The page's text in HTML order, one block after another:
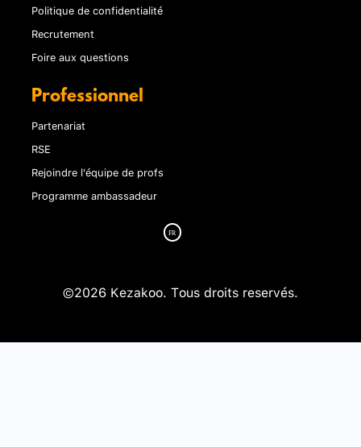
Politique de confidentialité
Recrutement
Foire aux questions
Professionnel
Partenariat
RSE
Rejoindre l'équipe de profs
Programme ambassadeur
©2026 Kezakoo. Tous droits reservés.